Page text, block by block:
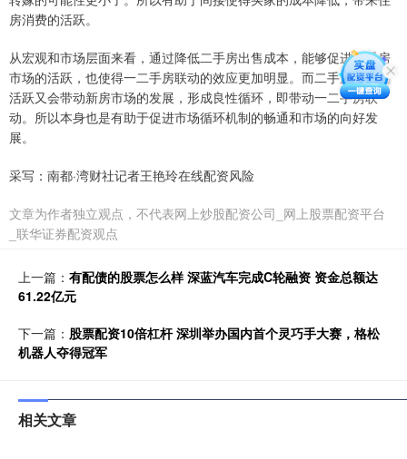
房消费的活跃。
从宏观和市场层面来看，通过降低二手房出售成本，能够促进二手房
市场的活跃，也使得一二手房联动的效应更加明显。而二手房市场的
活跃又会带动新房市场的发展，形成良性循环，即带动一二手房联
动。所以本身也是有助于促进市场循环机制的畅通和市场的向好发
展。
采写：南都·湾财社记者王艳玲在线配资风险
文章为作者独立观点，不代表网上炒股配资公司_网上股票配资平台
_联华证券配资观点
上一篇： 有配债的股票怎么样 深蓝汽车完成C轮融资 资金总额达
61.22亿元
下一篇： 股票配资10倍杠杆 深圳举办国内首个灵巧手大赛，格松
机器人夺得冠军
相关文章